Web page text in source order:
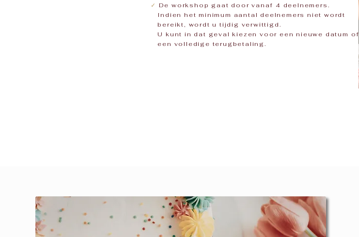
✓ De workshop gaat door vanaf 4 deelnemers.
Indien het minimum aantal deelnemers niet wordt
bereikt, wordt u tijdig verwittigd.
U kunt in dat geval kiezen voor een nieuwe datum of
een volledige terugbetaling.